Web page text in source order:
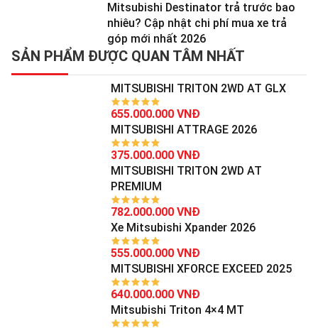
Mitsubishi Destinator trả trước bao
nhiêu? Cập nhật chi phí mua xe trả
góp mới nhất 2026
SẢN PHẨM ĐƯỢC QUAN TÂM NHẤT
MITSUBISHI TRITON 2WD AT GLX
655.000.000 VNĐ
MITSUBISHI ATTRAGE 2026
375.000.000 VNĐ
MITSUBISHI TRITON 2WD AT
PREMIUM
782.000.000 VNĐ
Xe Mitsubishi Xpander 2026
555.000.000 VNĐ
MITSUBISHI XFORCE EXCEED 2025
640.000.000 VNĐ
Mitsubishi Triton 4×4 MT